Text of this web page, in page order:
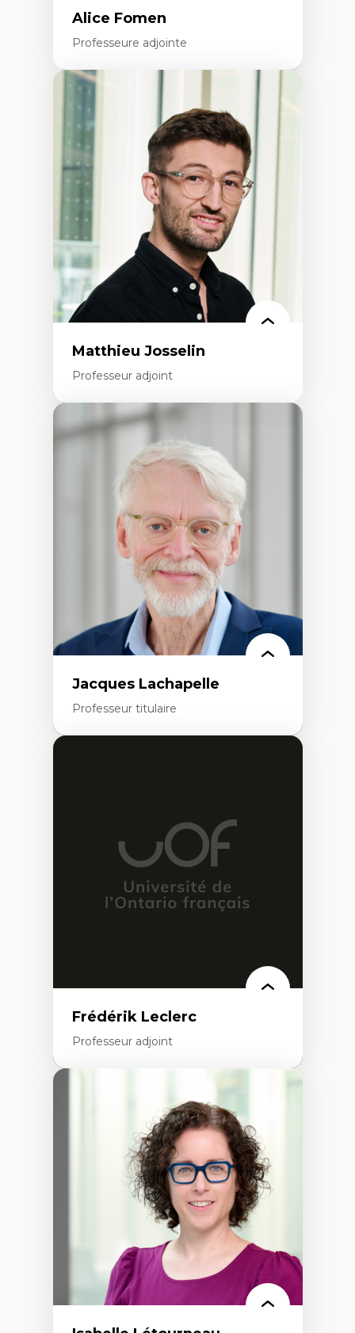
Alice Fomen
Professeure adjointe
Expertises
Acceptabilité, acceptation et adoption des
technologies
Technologies d'apprentissage innovantes
Insertion professionnelle du nouveau
personnel enseignant
Construction identitaire en milieu
minoritaire francophone
Technologies éducatives pour la formation
continue
Matthieu Josselin
Professeur adjoint
Expertises
Ethnographie critique des environnements
d’apprentissage des étudiant.e.s
Approche transdisciplinaire des
compétences socioaffectives et
interculturelles
Didactique des langues secondes et
compétence pragmatique
Andragogie
Méthodologies de recherche qualitative
Jacques Lachapelle
Professeur titulaire
l'environnement bâti
Conception de projet en milieu existant
Analyse critique en architecture et
enseignement du design architectural et
Frédérik Leclerc
Professeur adjoint
Théories et pratiques de l’urbanisme
Urbanisme durable
Histoire de l’urbanisme
Théories sur la
territorialité/territorialisation